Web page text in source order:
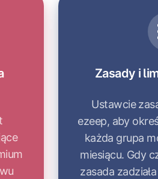
Zasady i
Ustawcie
ezeep, aby
każda grupa
miesiącu. Gdy
zasada